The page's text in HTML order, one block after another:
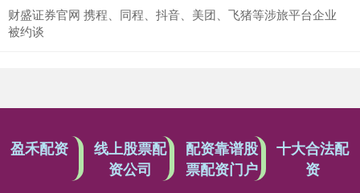
财盛证券官网 携程、同程、抖音、美团、飞猪等涉旅平台企业
被约谈
盈禾配资
线上股票配
资公司
配资靠谱股
票配资门户
十大合法配
资